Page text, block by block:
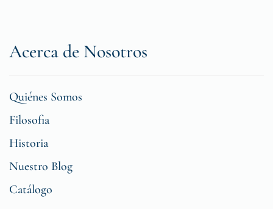
Acerca de Nosotros
Quiénes Somos
Filosofia
Historia
Nuestro Blog
Catálogo